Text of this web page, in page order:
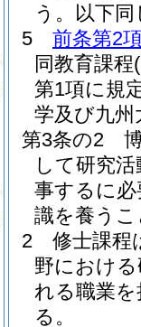
う。以下同
5
前条第2
同教育課程
第1項に規
学及び九
第3条の2
して研究
事するに
識を養う
2
修士課程
野におけ
れる職業
る。